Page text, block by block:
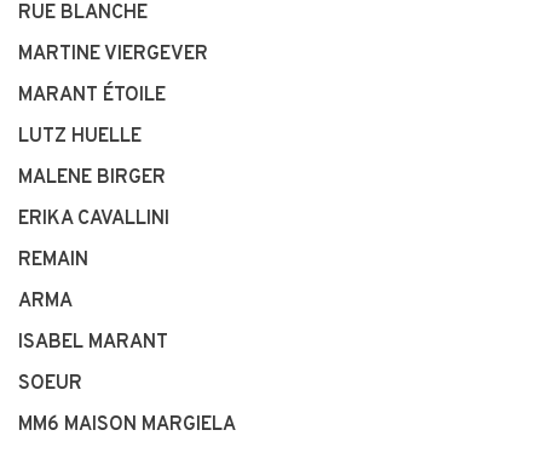
RUE BLANCHE
MARTINE VIERGEVER
MARANT ÉTOILE
LUTZ HUELLE
MALENE BIRGER
ERIKA CAVALLINI
REMAIN
ARMA
ISABEL MARANT
SOEUR
MM6 MAISON MARGIELA